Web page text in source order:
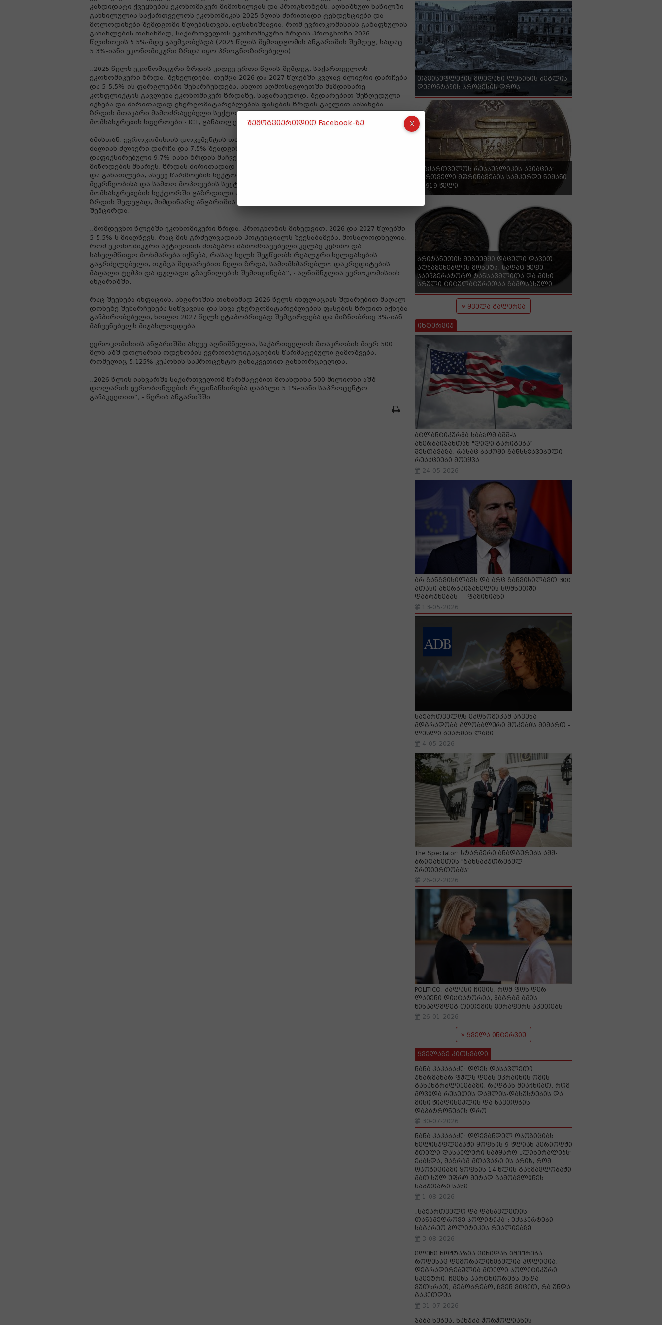
კანდიდატი ქვეყნების ეკონომიკურ მიმოხილვას და პროგნოზებს. აღნიშნულ ნაწილში
განხილულია საქართველოს ეკონომიკის 2025 წლის ძირითადი ტენდენციები და
მოლოდინები შემდგომი წლებისთვის. აღსანიშნავია, რომ ევროკომისისს გაზაფხულის
განახლების თანახმად, საქართველოს ეკონომიკური ზრდის პროგნოზი 2026
წლისთვის 5.5%-მდე გაუმჯობესდა (2025 წლის შემოდგომის ანგარიშის შემდეგ, სადაც
5.3%-იანი ეკონომიკური ზრდა იყო პროგნოზირებული).
,,2025 წელს ეკონომიკური ზრდის კიდევ ერთი წლის შემდეგ, საქართველოს
ეკონომიკური ზრდა, შენელდება, თუმცა 2026 და 2027 წლებში კვლავ ძლიერი დარჩება
და 5-5.5%-ის ფარგლებში შენარჩუნდება. ახლო აღმოსავლეთში მიმდინარე
კონფლიქტის გავლენა ეკონომიკურ ზრდაზე, სავარაუდოდ, შედარებით შეზღუდული
იქნება და ძირითადად ენერგომატარებლების ფასების ზრდის გავლით აისახება.
ზრდის მთავარი მამოძრავებელი სექტორები, მოსალოდნელია, რომ იქნება
მომსახურების სფეროები - ICT, განათლება და ტურიზმი“, - აღნიშნულია ანგარიშში.
ამასთან, ევროკომისიის დოკუმენტის თანახმად, 2025 წელს ეკონომიკური ზრდა
ძალიან ძლიერი დარჩა და 7.5% შეადგინა, მიუხედავად იმისა, რომ 2024 წელს
დაფიქსირებული 9.7%-იანი ზრდის მაჩვენებელთან შედარებით მცირედით შენელდა.
მიწოდების მხარეს, ზრდას ძირითადად მომსახურების სექტორი, განსაკუთრებით ICT
და განათლება, ასევე წარმოების სექტორი განაპირობებდა, მაშინ როცა სოფლის
მეურნეობისა და სამთო მოპოვების სექტორების წვლილი უარყოფითი იყო. ხოლო,
მომსახურებების სექტორში გაზრდილი პროფიციტისა და ფულადი გზავნილების
ზრდის შედეგად, მიმდინარე ანგარიშის დეფიციტი 2025 წელს მშპ-ის 2.7%-მდე
შემცირდა.
,,მომდევნო წლებში ეკონომიკური ზრდა, პროგნოზის მიხედვით, 2026 და 2027 წლებში
5-5.5%-ს მიაღწევს, რაც მის გრძელვადიან პოტენციალს შეესაბამება. მოსალოდნელია,
რომ ეკონომიკური აქტივობის მთავარი მამოძრავებელი კვლავ კერძო და
სახელმწიფო მოხმარება იქნება, რასაც ხელს შეუწყობს რეალური ხელფასების
გაგრძელებული, თუმცა შედარებით ნელი ზრდა, სამომხმარებლო დაკრედიტების
მაღალი ტემპი და ფულადი გზავნილების შემოდინება”, - აღნიშნულია ევროკომისიის
ანგარიშში.
რაც შეეხება ინფაციას, ანგარიშის თანახმად 2026 წელს ინფლაციის შდარებით მაღალ
დონეზე შენარჩუნება საწვავისა და სხვა ენერგომატარებლების ფასების ზრდით იქნება
განპირობებული, ხოლო 2027 წელს ეტაპობრივად შემცირდება და მიზნობრივ 3%-იან
მაჩვენებელს მიუახლოვდება.
ევროკომისიის ანგარიშში ასევე აღნიშნულია, საქართველოს მთავრობის მიერ 500
მლნ აშშ დოლარის ოდენობის ევროობლიგაციების წარმატებული გამოშვება,
რომელიც 5.125% კუპონის საპროცენტო განაკვეთით განხორციელდა.
,,2026 წლის იანვარში საქართველომ წარმატებით მოახდინა 500 მილიონი აშშ
დოლარის ევრობონდების რეფინანსირება დაბალი 5.1%-იანი საპროცენტო
განაკვეთით“, - წერია ანგარიშში.
თავისუფლების მოედანი ლენინის ძეგლის
დემონტაჟის პროცესის დროს
"საქართველოს რესპუბლიკის ავიაცია"
ქართველი მფრინავების სამკერდე ნიშანი
- 1919 წელი
ბრიტანეთის მუზეუმში დაცული დავით
აღმაშენებლის მონეტა, სადაც მეფე
საიმპერატორო ტანსაცმლითა და მისი
სრული ტიტულატურითაა გამოსახული
ყველა გალერეა
ინტერვიუ
ატლანტიკურმა საბჭომ აშშ-ს
აზერბაიჯანთან "დიდი გარიგება“
შესთავაზა, რასაც ბაქოში განსხვავებული
რეაქციები მოჰყვა
24-05-2026
არ განგვიხილავს და არც განვიხილავთ 300
ათასი აზერბაიჯანელის სომხეთში
დაბრუნებას — ფაშინიანი
13-05-2026
საქართველოს ეკონომიკამ აჩვენა
მდგრადობა გლობალური შოკების მიმართ -
ლესლი ბეარმან ლამი
4-05-2026
The Spectator: სტარმერი ანადგურებს აშშ-
ბრიტანეთის "განსაკუთრებულ
ურთიერთობას"
26-02-2026
POLITICO: კალასი ჩივის, რომ ფონ დერ
ლაიენი დიქტატორია, მაგრამ ამის
წინააღმდეგ თითქმის ვერაფერს აკეთებს
26-01-2026
ყველა ინტერვიუ
ყველაზე კითხვადი
ნანა კაკაბაძე: დღეს დასავლეთი
უზარმაზარ ფულს დებს უკრაინის ომის
გახანგრძლივებაში, რადგან მიაჩნიათ, რომ
მოვიდა რუსეთის დაშლის-დასუსტების და
მისი წიაღისეულის და ნავთობის
დაპატრონების დრო
30-07-2026
ნანა კაკაბაძე: დღევანდელ ოპოზიციას
ხელისუფლებაში ყოფნის 9-წლიან პერიოდში
მთელი დასავლური სამყარო „ლიბერალებს“
ეძახდა, მაგრამ მთავარი ის არის, რომ
ოპოზიციაში ყოფნის 14 წლის განმავლობაში
მათ სულ უფრო მეტად გამოავლინეს
საკუთარი სახე
1-08-2026
„საქართველო და დასავლეთის
თანამედროვე პოლიტიკა“: ექსპერტები
საგარეო პოლიტიკის რეალიებზე
3-08-2026
ელენე ხოშტარია ციხიდან იმუქრება:
როდესაც დემორალიზებულია პოლიცია,
დეგრადირებულია მთელი პოლიტიკური
სპექტრი, ჩვენს პარტნიორებს უნდა
ვუთხრათ, მეგობრებო, ჩვენ ვიცით, რა უნდა
გაკეთდეს
31-07-2026
ჯაბა ხუბუა: ნანუკა ჟორჟოლიანის
შემოგვიერთდით Facebook-ზე